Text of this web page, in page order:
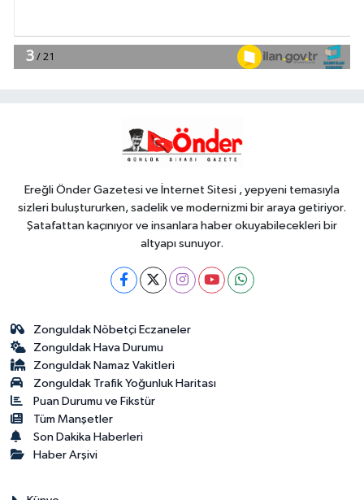
13:08
anlamlı hayrat çeşmesi
Ereğli Önder Gazetesi ve İnternet Sitesi , yepyeni temasıyla
sizleri buluştururken, sadelik ve modernizmi bir araya getiriyor.
Şatafattan kaçınıyor ve insanlara haber okuyabilecekleri bir
altyapı sunuyor.
Zonguldak Nöbetçi Eczaneler
Zonguldak Hava Durumu
Zonguldak Namaz Vakitleri
Zonguldak Trafik Yoğunluk Haritası
Puan Durumu ve Fikstür
Tüm Manşetler
Son Dakika Haberleri
Haber Arşivi